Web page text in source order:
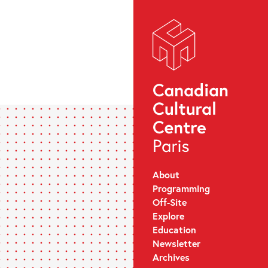
About
Programming
Off-Site
Explore
Education
Newsletter
Archives